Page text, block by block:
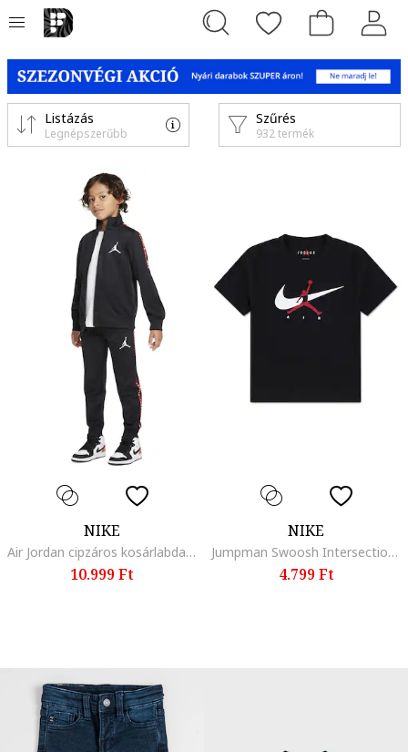
Szűrés
932 termék
Listázás
Legnépszerűbb
NIKE
Air Jordan cipzáros kosárlabda szabadidőruha, Piros/Fekete/Fehér
10.999 Ft
NIKE
Jumpman Swoosh Intersection mintás póló, Fekete/Fehér
4.799 Ft